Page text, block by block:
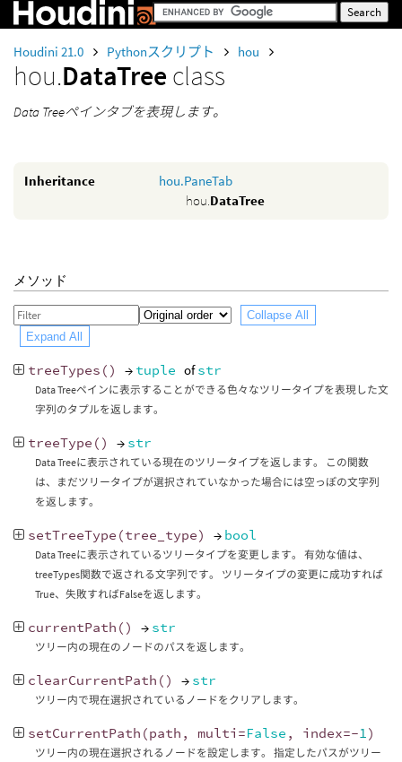
Houdini 21.0 Pythonスクリプト hou
hou.DataTree class
Data Treeペインタブを表現します。
Inheritance
hou.PaneTab
hou.DataTree
メソッド
Collapse All
Expand All
treeTypes () → tuple ofstr
Data Treeペインに表示することができる色々なツリータイプを表現した文
字列のタプルを返します。
treeType () → str
Data Treeに表示されている現在のツリータイプを返します。 この関数
は、まだツリータイプが選択されていなかった場合には空っぽの文字列
を返します。
setTreeType (tree_type) → bool
Data Treeに表示されているツリータイプを変更します。 有効な値は、
treeTypes関数で返される文字列です。 ツリータイプの変更に成功すれば
True、失敗すればFalseを返します。
currentPath () → str
ツリー内の現在のノードのパスを返します。
clearCurrentPath () → str
ツリー内で現在選択されているノードをクリアします。
setCurrentPath (path , multi =False , index=-1)
ツリー内の現在選択されるノードを設定します。 指定したパスがツリー